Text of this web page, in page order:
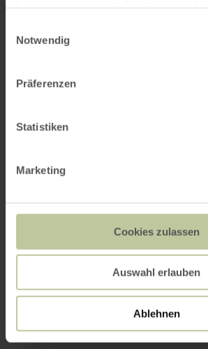
Notwendig
Präferenzen
Statistiken
Marketing
Cookies zulassen
Auswahl erlauben
Ablehnen